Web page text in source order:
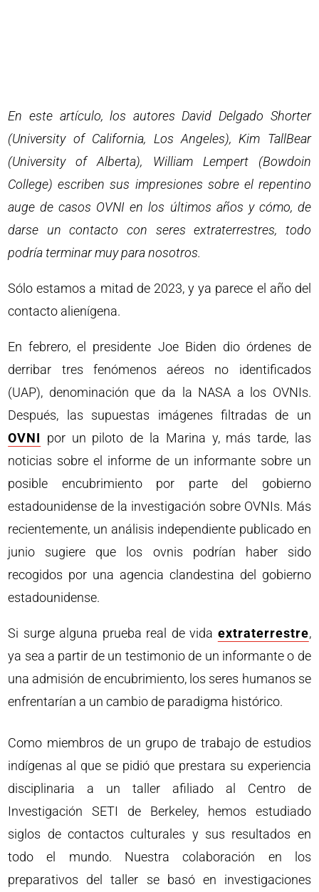
En este artículo, los autores David Delgado Shorter
(University of California, Los Angeles), Kim TallBear
(University of Alberta), William Lempert (Bowdoin
College) escriben sus impresiones sobre el repentino
auge de casos OVNI en los últimos años y cómo, de
darse un contacto con seres extraterrestres, todo
podría terminar muy para nosotros.
Sólo estamos a mitad de 2023, y ya parece el año del
contacto alienígena.
En febrero, el presidente Joe Biden dio órdenes de
derribar tres fenómenos aéreos no identificados
(UAP), denominación que da la NASA a los OVNIs.
Después, las supuestas imágenes filtradas de un
OVNI por un piloto de la Marina y, más tarde, las
noticias sobre el informe de un informante sobre un
posible encubrimiento por parte del gobierno
estadounidense de la investigación sobre OVNIs. Más
recientemente, un análisis independiente publicado en
junio sugiere que los ovnis podrían haber sido
recogidos por una agencia clandestina del gobierno
estadounidense.
Si surge alguna prueba real de vida extraterrestre,
ya sea a partir de un testimonio de un informante o de
una admisión de encubrimiento, los seres humanos se
enfrentarían a un cambio de paradigma histórico.
Como miembros de un grupo de trabajo de estudios
indígenas al que se pidió que prestara su experiencia
disciplinaria a un taller afiliado al Centro de
Investigación SETI de Berkeley, hemos estudiado
siglos de contactos culturales y sus resultados en
todo el mundo. Nuestra colaboración en los
preparativos del taller se basó en investigaciones